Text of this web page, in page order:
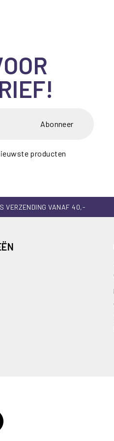
Abonneer
producten
VERZENDING VANAF 40,-